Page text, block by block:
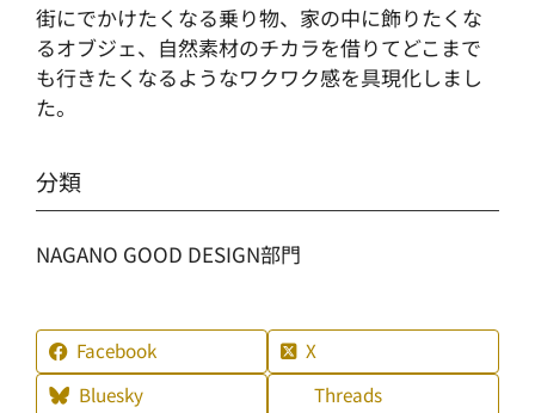
街にでかけたくなる乗り物、家の中に飾りたくな
るオブジェ、自然素材のチカラを借りてどこまで
も行きたくなるようなワクワク感を具現化しまし
た。
分類
NAGANO GOOD DESIGN部門
Facebook
X
Bluesky
Threads